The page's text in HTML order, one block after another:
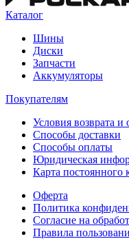
Каталог
Шины
Диски
Запчасти
Аккумуляторы
Покупателям
Условия возврата и
Способы доставки
Способы оплаты
Юридическая
Карта постоянного
Оферта
Политика
Согласие на
Правила